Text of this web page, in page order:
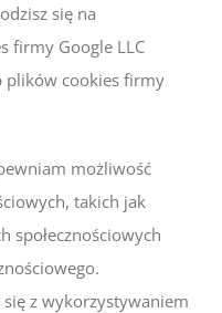
się na
firmy Google LLC
plików cookies firmy
możliwość
takich jak
społecznościowych
z wykorzystywaniem